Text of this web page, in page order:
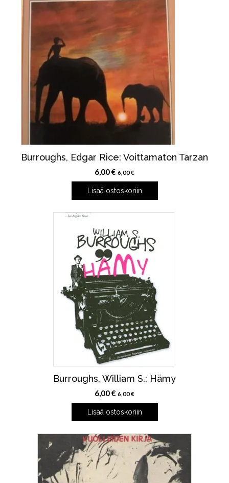
Burroughs, Edgar Rice: Voittamaton Tarzan
6,00€ 6,00€
Lisää ostoskoriin
Burroughs, William S.: Hämy
6,00€ 6,00€
Lisää ostoskoriin